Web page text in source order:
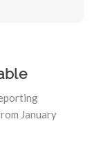
January